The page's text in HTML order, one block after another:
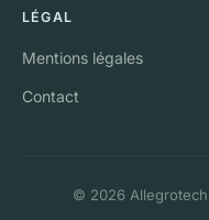
LÉGAL
Mentions légales
Contact
© 2026